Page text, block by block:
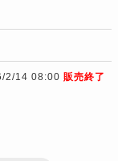
2/14 08:00 販売終了